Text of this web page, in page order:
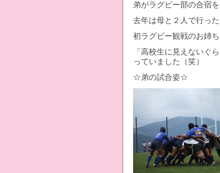
弟がラグビー部の合宿
去年は母と２人で行っ
初ラグビー観戦のお姉
「高校生に見えないぐ
っていました（笑）
☆弟の試合姿☆